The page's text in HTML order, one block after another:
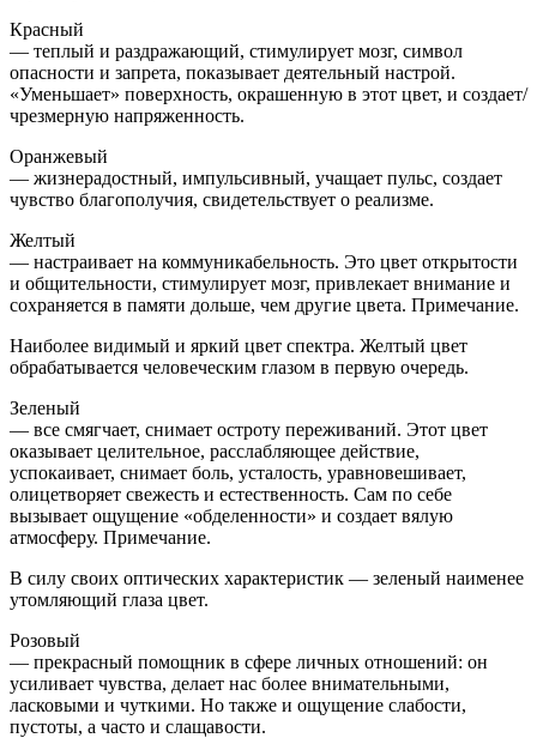
Красный
— теплый и раздражающий, стимулирует мозг, символ
опасности и запрета, показывает деятельный настрой.
«Уменьшает» поверхность, окрашенную в этот цвет, и создает/
чрезмерную напряженность.
Оранжевый
— жизнерадостный, импульсивный, учащает пульс, создает
чувство благополучия, свидетельствует о реализме.
Желтый
— настраивает на коммуникабельность. Это цвет открытости
и общительности, стимулирует мозг, привлекает внимание и
сохраняется в памяти дольше, чем другие цвета. Примечание.
Наиболее видимый и яркий цвет спектра. Желтый цвет
обрабатывается человеческим глазом в первую очередь.
Зеленый
— все смягчает, снимает остроту переживаний. Этот цвет
оказывает целительное, расслабляющее действие,
успокаивает, снимает боль, усталость, уравновешивает,
олицетворяет свежесть и естественность. Сам по себе
вызывает ощущение «обделенности» и создает вялую
атмосферу. Примечание.
В силу своих оптических характеристик — зеленый наименее
утомляющий глаза цвет.
Розовый
— прекрасный помощник в сфере личных отношений: он
усиливает чувства, делает нас более внимательными,
ласковыми и чуткими. Но также и ощущение слабости,
пустоты, а часто и слащавости.